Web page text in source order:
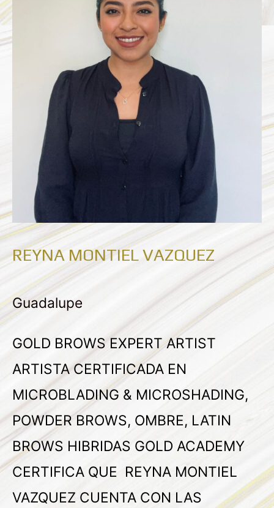
REYNA MONTIEL VAZQUEZ
Guadalupe
GOLD BROWS EXPERT ARTIST
ARTISTA CERTIFICADA EN
MICROBLADING & MICROSHADING,
POWDER BROWS, OMBRE, LATIN
BROWS HIBRIDAS GOLD ACADEMY
CERTIFICA QUE REYNA MONTIEL
VAZQUEZ CUENTA CON LAS